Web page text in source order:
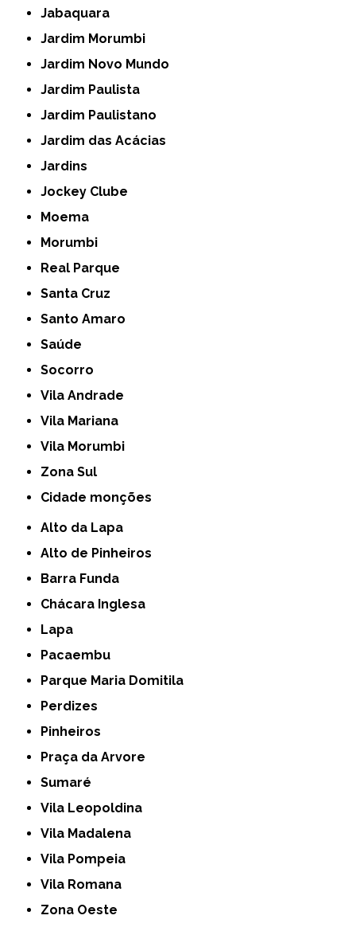
Jabaquara
Jardim Morumbi
Jardim Novo Mundo
Jardim Paulista
Jardim Paulistano
Jardim das Acácias
Jardins
Jockey Clube
Moema
Morumbi
Real Parque
Santa Cruz
Santo Amaro
Saúde
Socorro
Vila Andrade
Vila Mariana
Vila Morumbi
Zona Sul
cidade monções
Alto da Lapa
Alto de Pinheiros
Barra Funda
Chácara Inglesa
Lapa
Pacaembu
Parque Maria Domitila
Perdizes
Pinheiros
Praça da Arvore
Sumaré
Vila Leopoldina
Vila Madalena
Vila Pompeia
Vila Romana
Zona Oeste